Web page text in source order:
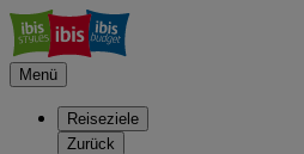
Menü
Reiseziele
Zurück